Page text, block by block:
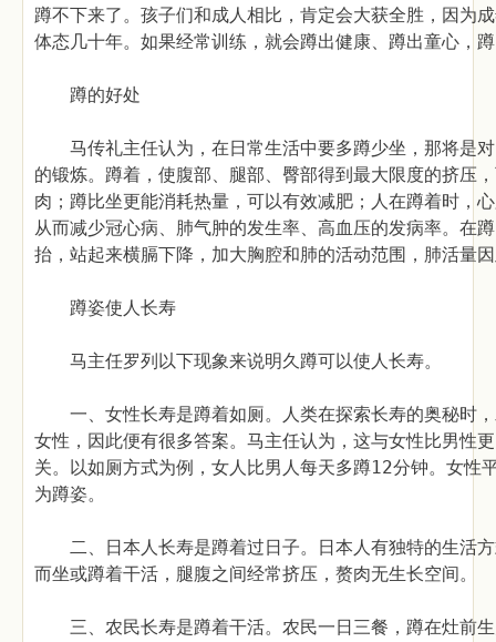
蹲不下来了。孩子们和成人相比，肯定会大获全胜，因为
体态几十年。如果经常训练，就会蹲出健康、蹲出童心，
蹲的好处
马传礼主任认为，在日常生活中要多蹲少坐，那将是对
的锻炼。蹲着，使腹部、腿部、臀部得到最大限度的挤压
肉；蹲比坐更能消耗热量，可以有效减肥；人在蹲着时，
从而减少冠心病、肺气肿的发生率、高血压的发病率。在
抬，站起来横膈下降，加大胸腔和肺的活动范围，肺活量
蹲姿使人长寿
马主任罗列以下现象来说明久蹲可以使人长寿。
一、女性长寿是蹲着如厕。人类在探索长寿的奥秘时，
女性，因此便有很多答案。马主任认为，这与女性比男性
关。以如厕方式为例，女人比男人每天多蹲12分钟。女性
为蹲姿。
二、日本人长寿是蹲着过日子。日本人有独特的生活方
而坐或蹲着干活，腿腹之间经常挤压，赘肉无生长空间。
三、农民长寿是蹲着干活。农民一日三餐，蹲在灶前生